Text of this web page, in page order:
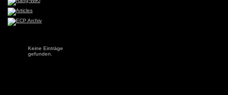
Keine Einträge
gefunden.